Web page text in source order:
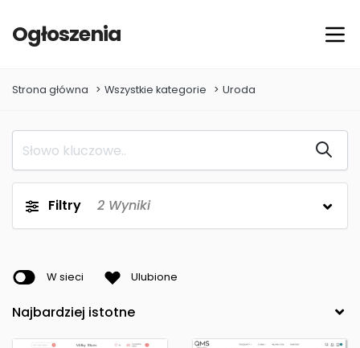
Ogłoszenia
Strona główna Wszystkie kategorie Uroda
Filtry 2 Wyniki
W sieci Ulubione